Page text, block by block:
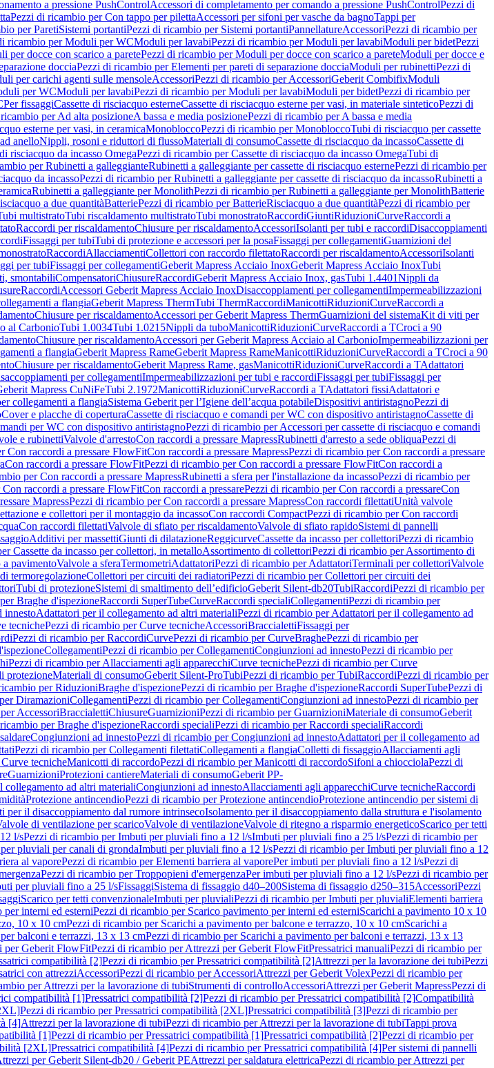
a pressione PushControlAccessori di completamento per comando a pressione PushControlPezzi di
Pezzi di ricambio per Con tappo per pilettaAccessori per sifoni per vasche da bagnoTappi per
per ParetiSistemi portantiPezzi di ricambio per Sistemi portantiPannellatureAccessoriPezzi di ricambio per
ricambio per Moduli per WCModuli per lavabiPezzi di ricambio per Moduli per lavabiModuli per bidetPezzi
per docce con scarico a paretePezzi di ricambio per Moduli per docce con scarico a pareteModuli per docce e
docciaPezzi di ricambio per Elementi per pareti di separazione docciaModuli per rubinettiPezzi di
per carichi agenti sulle mensoleAccessoriPezzi di ricambio per AccessoriGeberit CombifixModuli
per WCModuli per lavabiPezzi di ricambio per Moduli per lavabiModuli per bidetPezzi di ricambio per
Per fissaggiCassette di risciacquo esterneCassette di risciacquo esterne per vasi, in materiale sinteticoPezzi di
per Ad alta posizioneA bassa e media posizionePezzi di ricambio per A bassa e media
esterne per vasi, in ceramicaMonobloccoPezzi di ricambio per MonobloccoTubi di risciacquo per cassette
anelloNippli, rosoni e riduttori di flussoMateriali di consumoCassette di risciacquo da incassoCassette di
risciacquo da incasso OmegaPezzi di ricambio per Cassette di risciacquo da incasso OmegaTubi di
per Rubinetti a galleggianteRubinetti a galleggiante per cassette di risciacquo esternePezzi di ricambio per
da incassoPezzi di ricambio per Rubinetti a galleggiante per cassette di risciacquo da incassoRubinetti a
Rubinetti a galleggiante per MonolithPezzi di ricambio per Rubinetti a galleggiante per MonolithBatterie
a due quantitàBatteriePezzi di ricambio per BatterieRisciacquo a due quantitàPezzi di ricambio per
multistratoTubi riscaldamento multistratoTubi monostratoRaccordiGiuntiRiduzioniCurveRaccordi a
Raccordi per riscaldamentoChiusure per riscaldamentoAccessoriIsolanti per tubi e raccordiDisaccoppiamenti
Fissaggi per tubiTubi di protezione e accessori per la posaFissaggi per collegamentiGuarnizioni del
RaccordiAllacciamentiCollettori con raccordo filettatoRaccordi per riscaldamentoAccessoriIsolanti
per tubiFissaggi per collegamentiGeberit Mapress Acciaio InoxGeberit Mapress Acciaio InoxTubi
smontabiliCompensatoriChiusureRaccordiGeberit Mapress Acciaio Inox, gasTubi 1.4401Nippli da
RaccordiAccessori Geberit Mapress Acciaio InoxDisaccoppiamenti per collegamentiImpermeabilizzazioni
a flangiaGeberit Mapress ThermTubi ThermRaccordiManicottiRiduzioniCurveRaccordi a
Chiusure per riscaldamentoAccessori per Geberit Mapress ThermGuarnizioni del sistemaKit di viti per
al CarbonioTubi 1.0034Tubi 1.0215Nippli da tuboManicottiRiduzioniCurveRaccordi a TCroci a 90
Chiusure per riscaldamentoAccessori per Geberit Mapress Acciaio al CarbonioImpermeabilizzazioni per
a flangiaGeberit Mapress RameGeberit Mapress RameManicottiRiduzioniCurveRaccordi a TCroci a 90
Chiusure per riscaldamentoGeberit Mapress Rame, gasManicottiRiduzioniCurveRaccordi a TAdattatori
per collegamentiImpermeabilizzazioni per tubi e raccordiFissaggi per tubiFissaggi per
Mapress CuNiFeTubi 2.1972ManicottiRiduzioniCurveRaccordi a TAdattatori fissiAdattatori e
collegamenti a flangiaSistema Geberit per l’Igiene dell’acqua potabileDispositivi antiristagnoPezzi di
Cover e placche di coperturaCassette di risciacquo e comandi per WC con dispositivo antiristagnoCassette di
per WC con dispositivo antiristagnoPezzi di ricambio per Accessori per cassette di risciacquo e comandi
e rubinettiValvole d'arrestoCon raccordi a pressare MapressRubinetti d'arresto a sede obliquaPezzi di
Con raccordi a pressare FlowFitCon raccordi a pressare MapressPezzi di ricambio per Con raccordi a pressare
Con raccordi a pressare FlowFitPezzi di ricambio per Con raccordi a pressare FlowFitCon raccordi a
per Con raccordi a pressare MapressRubinetti a sfera per l'installazione da incassoPezzi di ricambio per
raccordi a pressare FlowFitCon raccordi a pressarePezzi di ricambio per Con raccordi a pressareCon
MapressPezzi di ricambio per Con raccordi a pressare MapressCon raccordi filettatiUnità valvole
e collettori per il montaggio da incassoCon raccordi CompactPezzi di ricambio per Con raccordi
Con raccordi filettatiValvole di sfiato per riscaldamentoValvole di sfiato rapidoSistemi di pannelli
Additivi per massettiGiunti di dilatazioneReggicurveCassette da incasso per collettoriPezzi di ricambio
Cassette da incasso per collettori, in metalloAssortimento di collettoriPezzi di ricambio per Assortimento di
pavimentoValvole a sferaTermometriAdattatoriPezzi di ricambio per AdattatoriTerminali per collettoriValvole
termoregolazioneCollettori per circuiti dei radiatoriPezzi di ricambio per Collettori per circuiti dei
Tubi di protezioneSistemi di smaltimento dell’edificioGeberit Silent-db20TubiRaccordiPezzi di ricambio per
Braghe d'ispezioneRaccordi SuperTubeCurveRaccordi specialiCollegamentiPezzi di ricambio per
innestoAdattatori per il collegamento ad altri materialiPezzi di ricambio per Adattatori per il collegamento ad
tecnichePezzi di ricambio per Curve tecnicheAccessoriBraccialettiFissaggi per
Pezzi di ricambio per RaccordiCurvePezzi di ricambio per CurveBraghePezzi di ricambio per
CollegamentiPezzi di ricambio per CollegamentiCongiunzioni ad innestoPezzi di ricambio per
Pezzi di ricambio per Allacciamenti agli apparecchiCurve tecnichePezzi di ricambio per Curve
protezioneMateriali di consumoGeberit Silent-ProTubiPezzi di ricambio per TubiRaccordiPezzi di ricambio per
per RiduzioniBraghe d'ispezionePezzi di ricambio per Braghe d'ispezioneRaccordi SuperTubePezzi di
DiramazioniCollegamentiPezzi di ricambio per CollegamentiCongiunzioni ad innestoPezzi di ricambio per
AccessoriBraccialettiChiusureGuarnizioniPezzi di ricambio per GuarnizioniMateriale di consumoGeberit
per Braghe d'ispezioneRaccordi specialiPezzi di ricambio per Raccordi specialiRaccordi
Congiunzioni ad innestoPezzi di ricambio per Congiunzioni ad innestoAdattatori per il collegamento ad
Pezzi di ricambio per Collegamenti filettatiCollegamenti a flangiaColletti di fissaggioAllacciamenti agli
tecnicheManicotti di raccordoPezzi di ricambio per Manicotti di raccordoSifoni a chiocciolaPezzi di
GuarnizioniProtezioni cantiereMateriali di consumoGeberit PP-
collegamento ad altri materialiCongiunzioni ad innestoAllacciamenti agli apparecchiCurve tecnicheRaccordi
Protezione antincendioPezzi di ricambio per Protezione antincendioProtezione antincendio per sistemi di
per il disaccoppiamento dal rumore intrinsecoIsolamento per il disaccoppiamento dalla struttura e l'isolamento
di ventilazione per scaricoValvole di ventilazioneValvole di ritegno a risparmio energeticoScarico per tetti
l/sPezzi di ricambio per Imbuti per pluviali fino a 12 l/sImbuti per pluviali fino a 25 l/sPezzi di ricambio per
pluviali per canali di grondaImbuti per pluviali fino a 12 l/sPezzi di ricambio per Imbuti per pluviali fino a 12
al vaporePezzi di ricambio per Elementi barriera al vaporePer imbuti per pluviali fino a 12 l/sPezzi di
Pezzi di ricambio per Troppopieni d'emergenzaPer imbuti per pluviali fino a 12 l/sPezzi di ricambio per
per pluviali fino a 25 l/sFissaggiSistema di fissaggio d40–200Sistema di fissaggio d250–315AccessoriPezzi
Scarico per tetti convenzionaleImbuti per pluvialiPezzi di ricambio per Imbuti per pluvialiElementi barriera
per interni ed esterniPezzi di ricambio per Scarico pavimento per interni ed esterniScarichi a pavimento 10 x 10
10 x 10 cmPezzi di ricambio per Scarichi a pavimento per balcone e terrazzo, 10 x 10 cmScarichi a
balconi e terrazzi, 13 x 13 cmPezzi di ricambio per Scarichi a pavimento per balconi e terrazzi, 13 x 13
per Geberit FlowFitPezzi di ricambio per Attrezzi per Geberit FlowFitPressatrici manualiPezzi di ricambio per
compatibilità [2]Pezzi di ricambio per Pressatrici compatibilità [2]Attrezzi per la lavorazione dei tubiPezzi
con attrezziAccessoriPezzi di ricambio per AccessoriAttrezzi per Geberit VolexPezzi di ricambio per
per Attrezzi per la lavorazione di tubiStrumenti di controlloAccessoriAttrezzi per Geberit MapressPezzi di
compatibilità [1]Pressatrici compatibilità [2]Pezzi di ricambio per Pressatrici compatibilità [2]Compatibilità
Pezzi di ricambio per Pressatrici compatibilità [2XL]Pressatrici compatibilità [3]Pezzi di ricambio per
[4]Attrezzi per la lavorazione di tubiPezzi di ricambio per Attrezzi per la lavorazione di tubiTappi prova
[1]Pezzi di ricambio per Pressatrici compatibilità [1]Pressatrici compatibilità [2]Pezzi di ricambio per
[2XL]Pressatrici compatibilità [4]Pezzi di ricambio per Pressatrici compatibilità [4]Per sistemi di pannelli
per Geberit Silent-db20 / Geberit PEAttrezzi per saldatura elettricaPezzi di ricambio per Attrezzi per